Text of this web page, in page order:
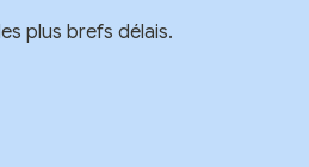
plus brefs délais.